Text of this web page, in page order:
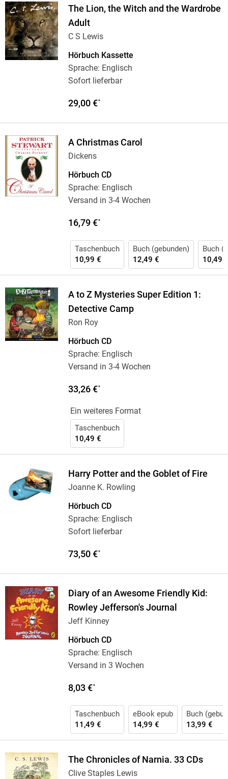
The Lion, the Witch and the Wardrobe
Adult
C S Lewis
Hörbuch Kassette
Sprache: Englisch
Sofort lieferbar
29,00 €*
A Christmas Carol
Dickens
Hörbuch CD
Sprache: Englisch
Versand in 3-4 Wochen
16,79 €*
Taschenbuch
10,99 €
Buch (gebunden)
12,49 €
Buch
10,49
A to Z Mysteries Super Edition 1:
Detective Camp
Ron Roy
Hörbuch CD
Sprache: Englisch
Versand in 3-4 Wochen
33,26 €*
Ein weiteres Format
Taschenbuch
10,49 €
Harry Potter and the Goblet of Fire
Joanne K. Rowling
Hörbuch CD
Sprache: Englisch
Sofort lieferbar
73,50 €*
Diary of an Awesome Friendly Kid:
Rowley Jefferson's Journal
Jeff Kinney
Hörbuch CD
Sprache: Englisch
Versand in 3 Wochen
8,03 €*
Taschenbuch
11,49 €
eBook epub
14,99 €
Buch
13,99 €
The Chronicles of Narnia. 33 CDs
Clive Staples Lewis